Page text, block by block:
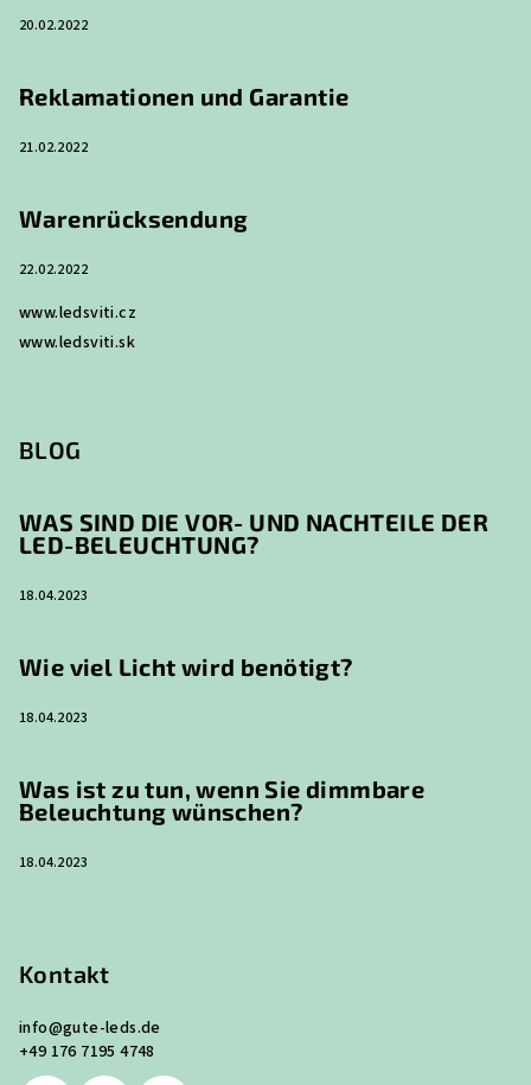
20.02.2022
Reklamationen und Garantie
21.02.2022
Warenrücksendung
22.02.2022
www.ledsviti.cz
www.ledsviti.sk
BLOG
WAS SIND DIE VOR- UND NACHTEILE DER
LED-BELEUCHTUNG?
18.04.2023
Wie viel Licht wird benötigt?
18.04.2023
Was ist zu tun, wenn Sie dimmbare
Beleuchtung wünschen?
18.04.2023
Kontakt
info@gute-leds.de
+49 176 7195 4748